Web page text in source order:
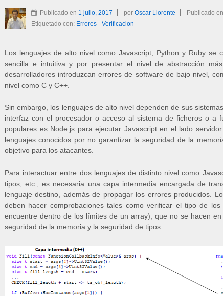
Publicado en 1 julio, 2017 por Oscar Llorente Publicado en
Etiquetado con: Errores- Verificacion
Los lenguajes de alto nivel como Javascript, Python y Ruby se
sencilla e intuitiva y por presentar el nivel de abstracción
desarrolladores introduzcan errores de software de bajo nivel,
nivel como C y C++.
Sin embargo, los lenguajes de alto nivel dependen de sus
interfaz con el procesador o acceso al sistema de ficheros o
populares es Node.js para ejecutar Javascript en el lado
lenguajes conocidos por no garantizar la seguridad de la
objetivo para los atacantes.
Para interactuar entre dos lenguajes de distinto nivel como
tipos, etc., es necesaria una capa intermedia encargada de
lenguaje destino, además de propagar los errores producidos.
deben hacer comprobaciones tales como verificar el tipo de
encuentre dentro de los límites de un array), que no se hacen
seguridad de la memoria y la seguridad de tipos.